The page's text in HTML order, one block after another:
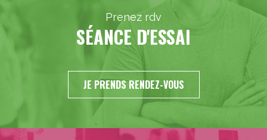
Prenez rdv
SÉANCE D'ESSAI
JE PRENDS RENDEZ-VOUS